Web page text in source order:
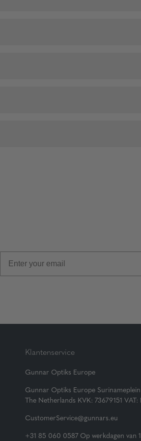
Klantenservice
Gunnar Optiks Europe
Gunnar Optiks Europe
The Netherlands KVK: 73679151
CustomerService@gunnars.eu
+31 85 060 0587 Op werkdagen van